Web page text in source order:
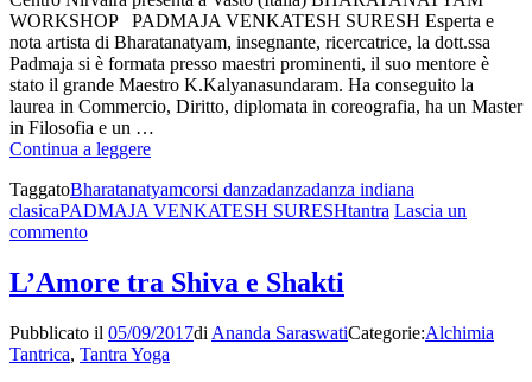
WORKSHOP PADMAJA VENKATESH SURESH Esperta e
nota artista di Bharatanatyam, insegnante, ricercatrice, la dott.ssa
Padmaja si è formata presso maestri prominenti, il suo mentore è
stato il grande Maestro K.Kalyanasundaram. Ha conseguito la
laurea in Commercio, Diritto, diplomata in coreografia, ha un Master
in Filosofia e un …
Continua a leggereBHARATANATYAM
TaggatoBharatanatyamcorsi danzadanzadanza indiana
clasicaPADMAJA VENKATESH SURESHtantra Lascia un
commentosu
WORKSHOP
L’Amore tra Shiva e Shakti
Pubblicato il 05/09/2017di Ananda SaraswatiCategorie:Alchimia
Tantrica, Tantra Yoga